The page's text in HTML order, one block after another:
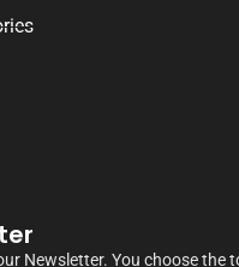
Newsletter. You choose the